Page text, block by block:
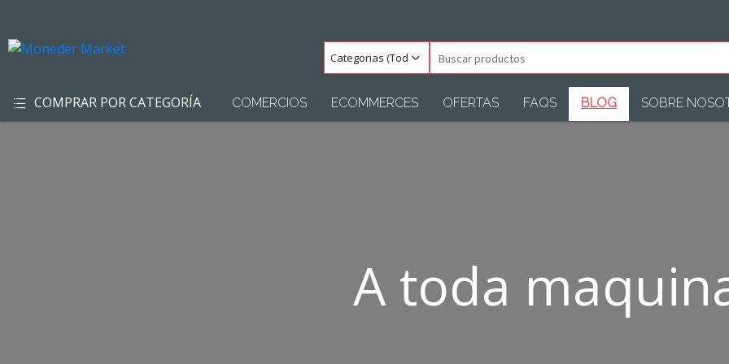
Categorias
(Todas)
productos
COMPRAR POR CATEGORÍA COMERCIOS ECOMMERCES OFERTAS FAQS BLOG SOBRE
A toda